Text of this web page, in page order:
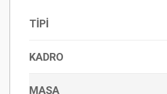
TİPİ
KADRO
MAŞA